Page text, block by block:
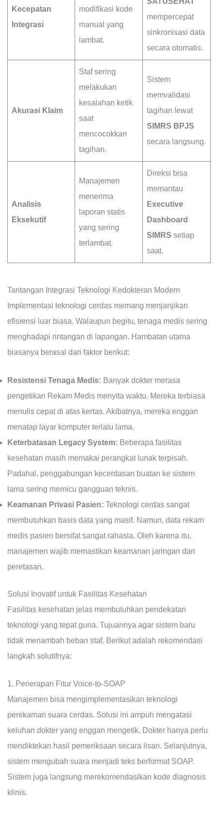
Kecepatan
Integrasi
modifikasi kode
manual yang
lambat.
mempercepat
sinkronisasi data
secara otomatis.
Akurasi Klaim
Staf sering
melakukan
kesalahan ketik
saat
mencocokkan
tagihan.
Sistem
memvalidasi
tagihan lewat
SIMRS BPJS
secara langsung.
Analisis
Eksekutif
Manajemen
menerima
laporan statis
yang sering
terlambat.
Direksi bisa
memantau
Executive
Dashboard
SIMRS setiap
saat.
Tantangan Integrasi Teknologi Kedokteran Modern
Implementasi teknologi cerdas memang menjanjikan
efisiensi luar biasa. Walaupun begitu, tenaga medis sering
menghadapi rintangan di lapangan. Hambatan utama
biasanya berasal dari faktor berikut:
Resistensi Tenaga Medis: Banyak dokter merasa
pengetikan Rekam Medis menyita waktu. Mereka terbiasa
menulis cepat di atas kertas. Akibatnya, mereka enggan
menatap layar komputer terlalu lama.
Keterbatasan Legacy System: Beberapa fasilitas
kesehatan masih memakai perangkat lunak terpisah.
Padahal, penggabungan kecerdasan buatan ke sistem
lama sering memicu gangguan teknis.
Keamanan Privasi Pasien: Teknologi cerdas sangat
membutuhkan basis data yang masif. Namun, data rekam
medis pasien bersifat sangat rahasia. Oleh karena itu,
manajemen wajib memastikan keamanan jaringan dari
peretasan.
Solusi Inovatif untuk Fasilitas Kesehatan
Fasilitas kesehatan jelas membutuhkan pendekatan
teknologi yang tepat guna. Tujuannya agar sistem baru
tidak menambah beban staf. Berikut adalah rekomendasi
langkah solutifnya:
1. Penerapan Fitur Voice-to-SOAP
Manajemen bisa mengimplementasikan teknologi
perekaman suara cerdas. Solusi ini ampuh mengatasi
keluhan dokter yang enggan mengetik. Dokter hanya perlu
mendiktekan hasil pemeriksaan secara lisan. Selanjutnya,
sistem mengubah suara menjadi teks berformat SOAP.
Sistem juga langsung merekomendasikan kode diagnosis
klinis.